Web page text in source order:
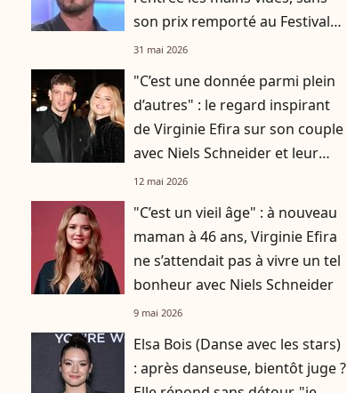
son prix remporté au Festival
de Cannes
31 mai 2026
"C’est une donnée parmi plein
d’autres" : le regard inspirant
de Virginie Efira sur son couple
avec Niels Schneider et leur
différence d'âge
12 mai 2026
"C’est un vieil âge" : à nouveau
maman à 46 ans, Virginie Efira
ne s’attendait pas à vivre un tel
bonheur avec Niels Schneider
9 mai 2026
Elsa Bois (Danse avec les stars)
: après danseuse, bientôt juge ?